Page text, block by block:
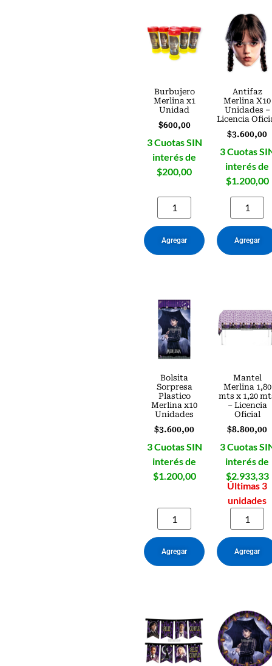
Burbujero
Merlina x1
Unidad
$600,00
3 Cuotas SIN
interés de
$200,00
Agregar
Antifaz
Merlina X10
Unidades –
Licencia
$3.600,00
3 Cuotas
interés de
$1.200,00
Agregar
Bolsita
Sorpresa
Plastico
Merlina x10
Unidades
$3.600,00
3 Cuotas SIN
interés de
$1.200,00
Agregar
Mantel
Merlina 1,80
mts x 1,20
– Licencia
Oficial
$8.800,00
3 Cuotas
interés de
$2.933,33
Últimas 3
unidades
Agregar